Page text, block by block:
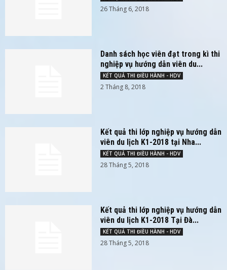
26 Tháng 6, 2018
Danh sách học viên đạt trong kì thi
nghiệp vụ hướng dẫn viên du...
KẾT QUẢ THI ĐIỀU HÀNH - HDV
2 Tháng 8, 2018
Kết quả thi lớp nghiệp vụ hướng dẫn
viên du lịch K1-2018 tại Nha...
KẾT QUẢ THI ĐIỀU HÀNH - HDV
28 Tháng 5, 2018
Kết quả thi lớp nghiệp vụ hướng dẫn
viên du lịch K1-2018 Tại Đà...
KẾT QUẢ THI ĐIỀU HÀNH - HDV
28 Tháng 5, 2018